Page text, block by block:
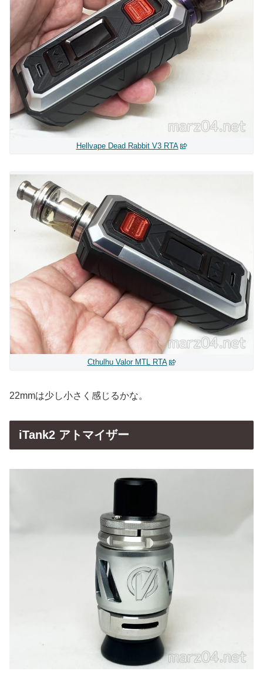
Hellvape Dead Rabbit V3 RTA
Cthulhu Valor MTL RTA
22mmは少し小さく感じるかな。
iTank2 アトマイザー